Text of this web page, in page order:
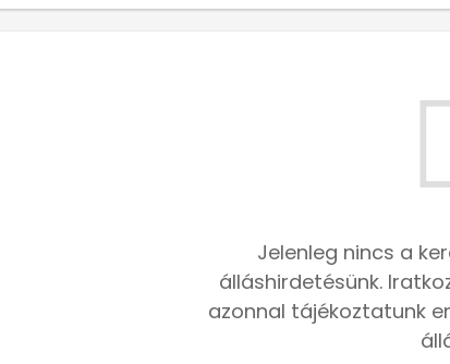
Jelenleg nincs a
álláshirdetésünk.
azonnal tájékoztatunk